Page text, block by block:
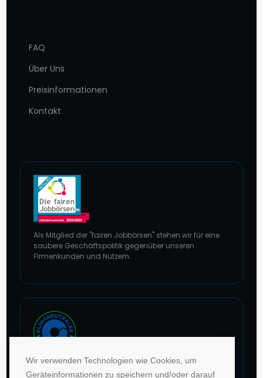
Wir verwenden Technologien wie Cookies, um
Geräteinformationen zu speichern und/oder darauf
FAQ
Über Uns
Preisinformationen
Kontakt
Als Mitglied der "fairen Jobbörsen" stehen wir für eine
saubere Geschäftspolitik gegenüber unseren
Firmenkunden und Nutzern.
Im Rahmen unseres Engagements in der Allianz für